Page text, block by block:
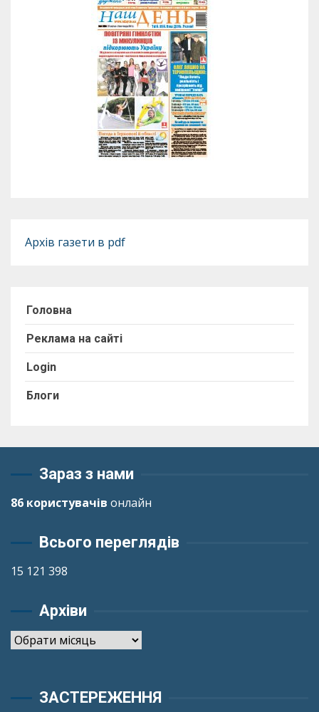
Архів газети в pdf
Головна
Реклама на сайті
Login
Блоги
Зараз з нами
86 користувачів онлайн
Всього переглядів
15 121 398
Архіви
Архіви
ЗАСТЕРЕЖЕННЯ